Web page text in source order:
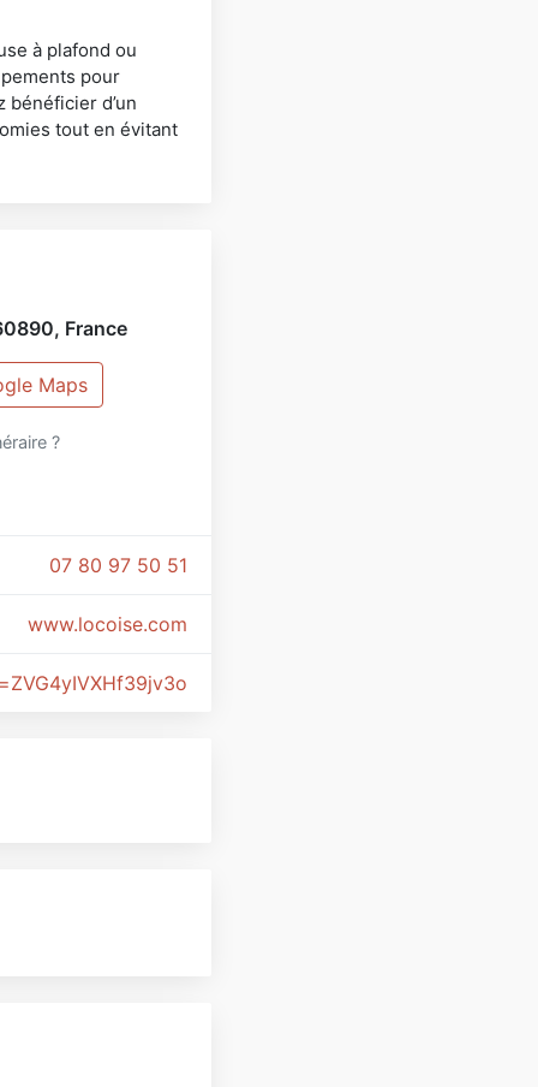
à plafond ou
pour
d’un
tout en évitant
, France
Maps
?
07 80 97 50 51
www.locoise.com